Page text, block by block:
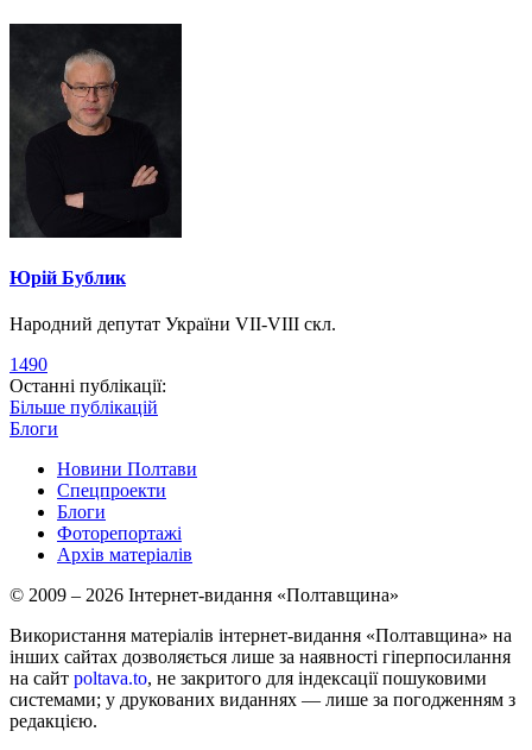
Юрій Бублик
Народний депутат України VII-VIII скл.
1490
Останні публікації:
Більше публікацій
Блоги
Новини Полтави
Спецпроекти
Блоги
Фоторепортажі
Архів матеріалів
© 2009 – 2026 Інтернет-видання «Полтавщина»
Використання матеріалів інтернет-видання «Полтавщина» на
інших сайтах дозволяється лише за наявності гіперпосилання
на сайт poltava.to, не закритого для індексації пошуковими
системами; у друкованих виданнях — лише за погодженням з
редакцією.